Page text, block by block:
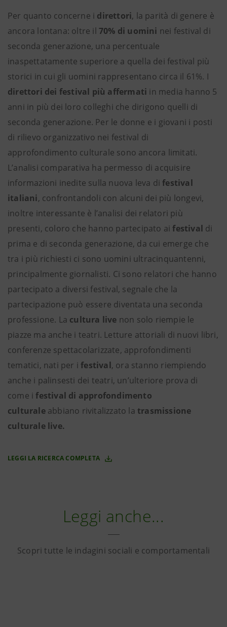
Per quanto concerne i direttori, la parità di genere è
ancora lontana: oltre il 70% di uomini nei festival di
seconda generazione, una percentuale
inaspettatamente superiore a quella dei festival più
storici in cui gli uomini rappresentano circa il 61%. I
direttori dei festival più affermati in media hanno 5
anni in più dei loro colleghi che dirigono quelli di
seconda generazione. Per le donne e i giovani i posti
di rilievo organizzativo nei festival di
approfondimento culturale sono ancora limitati.
L’analisi comparativa ha permesso di acquisire
informazioni inedite sulla nuova leva di festival
italiani, confrontandoli con alcuni dei più longevi,
inoltre interessante è l’analisi dei relatori più
presenti, coloro che hanno partecipato ai festival di
prima e di seconda generazione, da cui emerge che
tra i più richiesti ci sono uomini ultracinquantenni,
principalmente giornalisti. Ci sono relatori che hanno
partecipato a diversi festival, segnale che la
partecipazione può essere diventata una seconda
professione. La cultura live non solo riempie le
piazze ma anche i teatri. Letture attoriali di nuovi libri,
conferenze spettacolarizzate, approfondimenti
tematici, nati per i festival, ora stanno riempiendo
anche i palinsesti dei teatri, un’ulteriore prova di
come i festival di approfondimento
culturaleabbiano rivitalizzato la trasmissione
culturale live.
LEGGI LA RICERCA COMPLETA
Leggi anche...
Scopri tutte le indagini sociali e comportamentali